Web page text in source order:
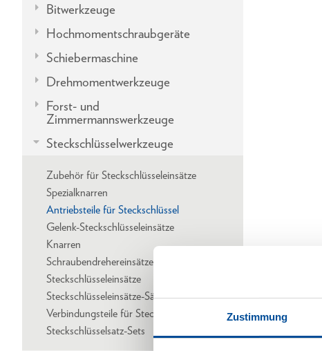
Zustimmung
Bitwerkzeuge
Hochmomentschraubgeräte
Schiebermaschine
Drehmomentwerkzeuge
Forst- und
Zimmermannswerkzeuge
Steckschlüsselwerkzeuge
Zubehör für Steckschlüsseleinsätze
Spezialknarren
Antriebsteile für Steckschlüssel
Gelenk-Steckschlüsseleinsätze
Knarren
Schraubendrehereinsätze
Steckschlüsseleinsätze
Steckschlüsseleinsätze-Sätze
Verbindungsteile für Steckschlüssel
Steckschlüsselsatz-Sets